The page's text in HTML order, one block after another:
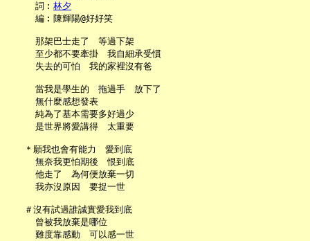
     詞︰
林夕
     編︰陳輝陽@好好笑
     那架巴士走了　等過下架
     至少都不要牽掛　我自細承受慣
     失去的可怕　我的家裡沒有爸
     當我是學生的　拖過手　放下了
     無什麼感想發表
     純為了基本需要多好過少
     是世界將愛講得　太重要
   ＊願我也會有能力　愛到底
     無奈我更怕期後　恨到底
     他走了　為何便放棄一切
     我亦沒原因　要捉一世
   ＃沒有試過誰誠實愛我到底
     曾被我放棄是哪位
     難度靠感動　可以感一世